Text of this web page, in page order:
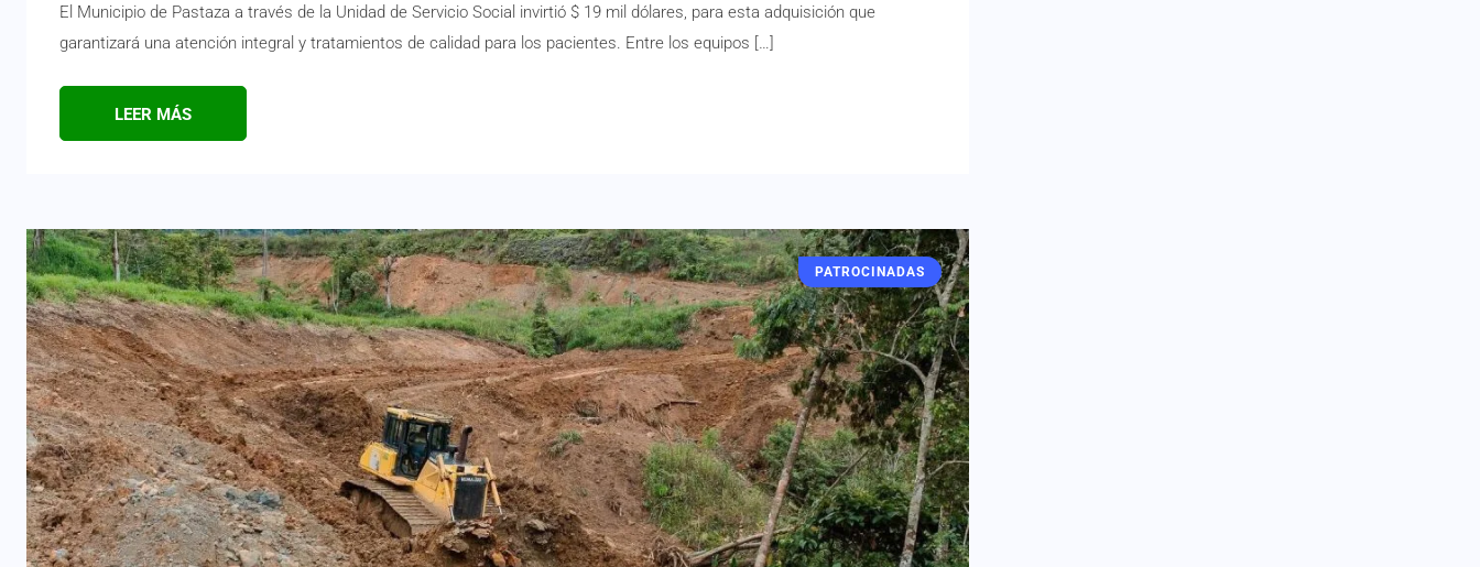
El Municipio de Pastaza a través de la Unidad de Servicio Social invirtió $ 19 mil dólares, para esta adquisición que
garantizará una atención integral y tratamientos de calidad para los pacientes. Entre los equipos […]
LEER MÁS
PATROCINADAS